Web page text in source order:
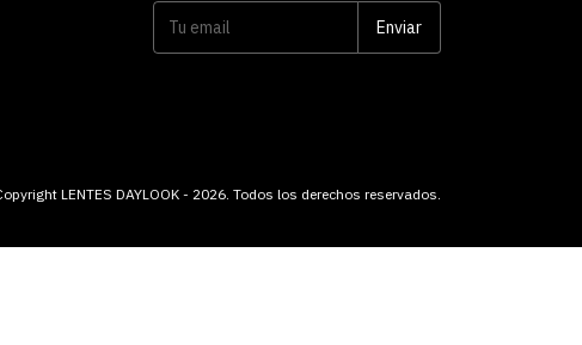
LENTES DAYLOOK - 2026. Todos los derechos reservados.
novedades directamente en tu email.